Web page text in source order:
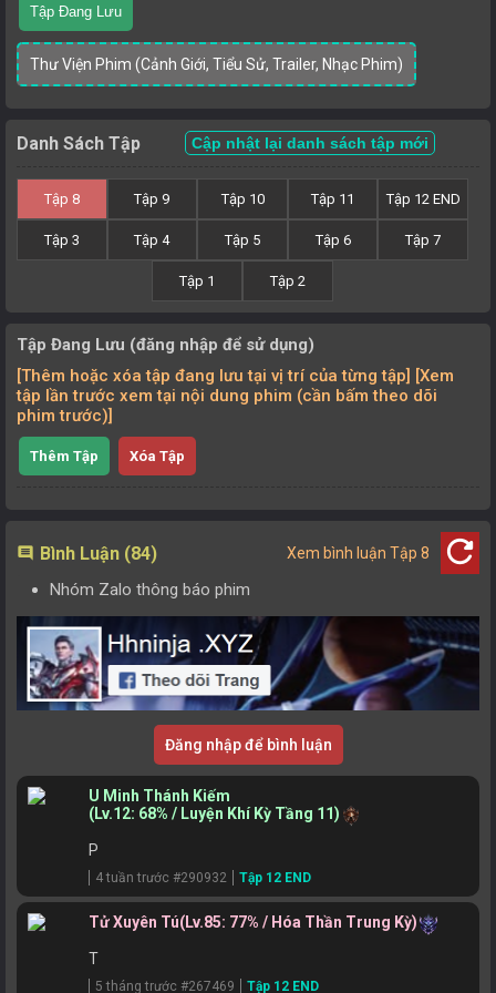
Tập Đang Lưu
Thư Viện Phim (Cảnh Giới, Tiểu Sử, Trailer, Nhạc Phim)
Danh Sách Tập Cập nhật lại danh sách tập mới
Tập 12 END
Tập 11
Tập 10
Tập 9
Tập 8
Tập 7
Tập 6
Tập 5
Tập 4
Tập 3
Tập 2
Tập 1
Tập Đang Lưu (đăng nhập để sử dụng)
[Thêm hoặc xóa tập đang lưu tại vị trí của từng tập] [Xem
tập lần trước xem tại nội dung phim (cần bấm theo dõi
phim trước)]
Thêm Tập Xóa Tập
comment Bình Luận (84) Xem bình luận Tập 8 refresh
Nhóm Zalo thông báo phim
Đăng nhập để bình luận
U Minh Thánh Kiếm
(Lv.12: 68% / Luyện Khí Kỳ Tầng 11)
P
4 tuần trước #290932 Tập 12 END
Tử Xuyên Tú(Lv.85: 77% / Hóa Thần Trung Kỳ)
T
5 tháng trước #267469 Tập 12 END